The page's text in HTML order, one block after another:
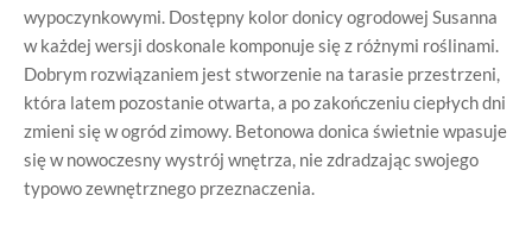
wypoczynkowymi. Dostępny kolor donicy ogrodowej Susanna
w każdej wersji doskonale komponuje się z różnymi roślinami.
Dobrym rozwiązaniem jest stworzenie na tarasie przestrzeni,
która latem pozostanie otwarta, a po zakończeniu ciepłych dni
zmieni się w ogród zimowy. Betonowa donica świetnie wpasuje
się w nowoczesny wystrój wnętrza, nie zdradzając swojego
typowo zewnętrznego przeznaczenia.